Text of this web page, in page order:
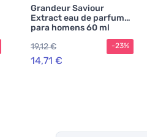
Grandeur Saviour
Extract eau de parfum
para homens 60 ml
19,12 €
14,71 €
-23%